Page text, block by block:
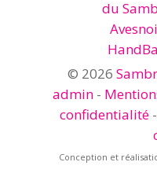
© 2026
admin -
confidentialité-
Conception et